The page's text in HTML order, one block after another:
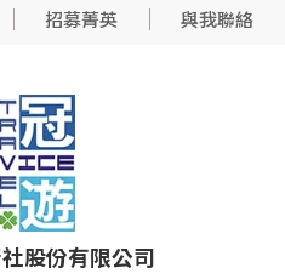
招募菁英 與我聯絡
股份有限公司